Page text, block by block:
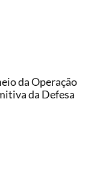
da Operação
da Defesa